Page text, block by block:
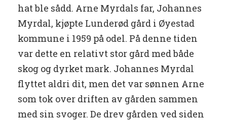
hat ble sådd. Arne Myrdals far, Johannes
Myrdal, kjøpte Lunderød gård i Øyestad
kommune i 1959 på odel. På denne tiden
var dette en relativt stor gård med både
skog og dyrket mark. Johannes Myrdal
flyttet aldri dit, men det var sønnen Arne
som tok over driften av gården sammen
med sin svoger. De drev gården ved siden